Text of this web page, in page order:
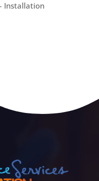
Installation